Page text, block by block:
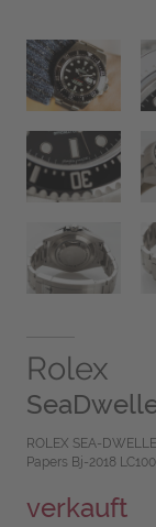
Rolex
ROLEX SEA-
Papers Bj-2018
verkauft